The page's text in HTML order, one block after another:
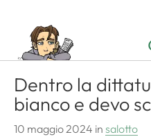
Dentro la
bianco e devo
10 maggio 2024 in salotto